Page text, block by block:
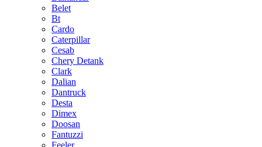
Belet
Bt
Cardo
Caterpillar
Cesab
Chery Detank
Clark
Dalian
Dantruck
Desta
Dimex
Doosan
Fantuzzi
Feeler